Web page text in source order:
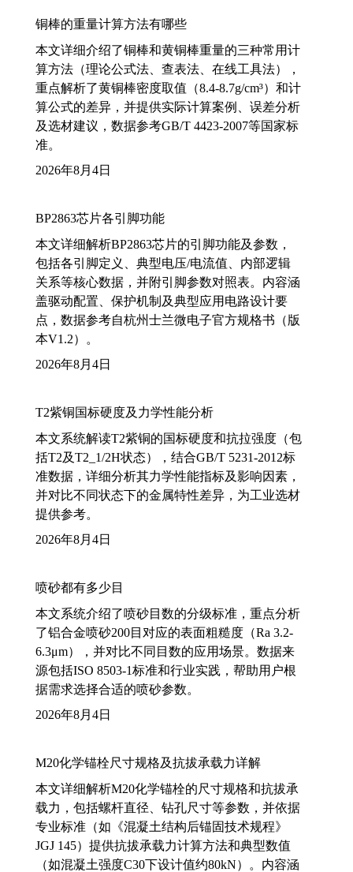
铜棒的重量计算方法有哪些
本文详细介绍了铜棒和黄铜棒重量的三种常用计
算方法（理论公式法、查表法、在线工具法），
重点解析了黄铜棒密度取值（8.4-8.7g/cm³）和计
算公式的差异，并提供实际计算案例、误差分析
及选材建议，数据参考GB/T 4423-2007等国家标
准。
2026年8月4日
BP2863芯片各引脚功能
本文详细解析BP2863芯片的引脚功能及参数，
包括各引脚定义、典型电压/电流值、内部逻辑
关系等核心数据，并附引脚参数对照表。内容涵
盖驱动配置、保护机制及典型应用电路设计要
点，数据参考自杭州士兰微电子官方规格书（版
本V1.2）。
2026年8月4日
T2紫铜国标硬度及力学性能分析
本文系统解读T2紫铜的国标硬度和抗拉强度（包
括T2及T2_1/2H状态），结合GB/T 5231-2012标
准数据，详细分析其力学性能指标及影响因素，
并对比不同状态下的金属特性差异，为工业选材
提供参考。
2026年8月4日
喷砂都有多少目
本文系统介绍了喷砂目数的分级标准，重点分析
了铝合金喷砂200目对应的表面粗糙度（Ra 3.2-
6.3μm），并对比不同目数的应用场景。数据来
源包括ISO 8503-1标准和行业实践，帮助用户根
据需求选择合适的喷砂参数。
2026年8月4日
M20化学锚栓尺寸规格及抗拔承载力详解
本文详细解析M20化学锚栓的尺寸规格和抗拔承
载力，包括螺杆直径、钻孔尺寸等参数，并依据
专业标准（如《混凝土结构后锚固技术规程》
JGJ 145）提供抗拔承载力计算方法和典型数值
（如混凝土强度C30下设计值约80kN）。内容涵